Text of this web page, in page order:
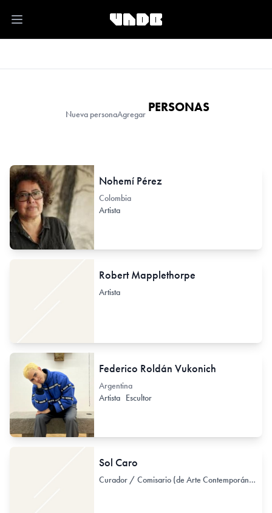
Open main menu
Nueva personaAgregar PERSONAS
Nohemí Pérez
Colombia
Artista
Robert Mapplethorpe
Artista
Federico Roldán Vukonich
Argentina
Artista Escultor
Sol Caro
Curador / Comisario (de Arte Contemporáneo)